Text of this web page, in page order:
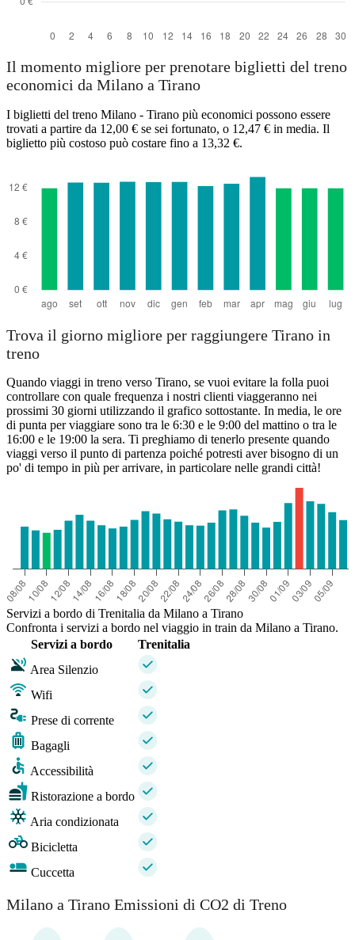
Il momento migliore per prenotare biglietti del treno
economici da Milano a Tirano
I biglietti del treno Milano - Tirano più economici possono essere
trovati a partire da 12,00 € se sei fortunato, o 12,47 € in media. Il
biglietto più costoso può costare fino a 13,32 €.
Trova il giorno migliore per raggiungere Tirano in
treno
Quando viaggi in treno verso Tirano, se vuoi evitare la folla puoi
controllare con quale frequenza i nostri clienti viaggeranno nei
prossimi 30 giorni utilizzando il grafico sottostante. In media, le ore
di punta per viaggiare sono tra le 6:30 e le 9:00 del mattino o tra le
16:00 e le 19:00 la sera. Ti preghiamo di tenerlo presente quando
viaggi verso il punto di partenza poiché potresti aver bisogno di un
po' di tempo in più per arrivare, in particolare nelle grandi città!
Servizi a bordo di Trenitalia da Milano a Tirano
Confronta i servizi a bordo nel viaggio in train da Milano a Tirano.
Servizi a bordo
Trenitalia
Area Silenzio
Wifi
Prese di corrente
Bagagli
Accessibilità
Ristorazione a bordo
Aria condizionata
Bicicletta
Cuccetta
Milano a Tirano Emissioni di CO2 di Treno